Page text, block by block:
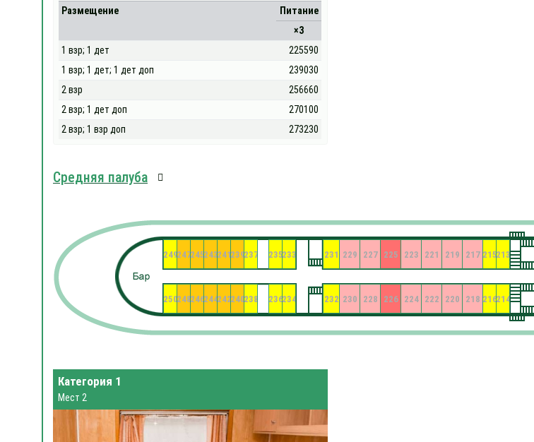
Размещение
Питание
×3
1 взр; 1 дет
225590
1 взр; 1 дет; 1 дет доп
239030
2 взр
256660
2 взр; 1 дет доп
270100
2 взр; 1 взр доп
273230
Средняя палуба
213
214
215
216
217
218
219
220
221
222
223
224
225
226
227
228
229
230
231
232
233
234
235
236
237
238
239
240
241
242
243
244
245
246
247
248
249
250
Категория 1
Мест 2